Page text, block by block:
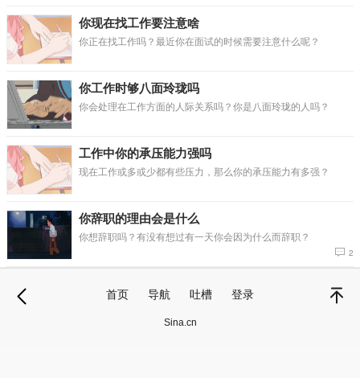
你现在找工作要注意啥
你正在找工作吗？最近你在面试的时候需要注意什么呢？
你工作时够八面玲珑吗
你会处理在工作方面的人际关系吗？你是八面玲珑的人吗？
工作中你的承压能力强吗
现在工作或多或少都有些压力，那么你的承压能力有多强？
你辞职的理由会是什么
你想辞职吗？有没有想过有一天你会因为什么而辞职？
2
首页 导航 吐槽 登录
Sina.cn